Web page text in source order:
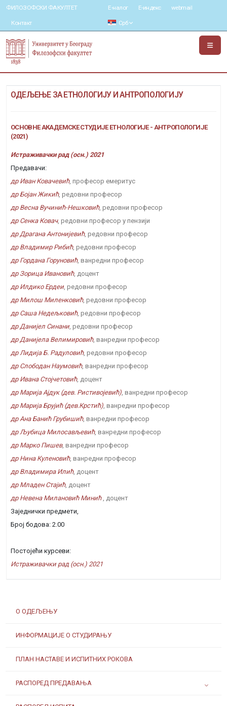
ФИЛОЗОФСКИ ФАКУЛТЕТ
Контакт
Е-налог Е-индекс webmail
Срб
О ОДЕЉЕЊУ
ИНФОРМАЦИЈЕ О СТУДИРАЊУ
ПЛАН НАСТАВЕ И ИСПИТНИХ РОКОВА
РАСПОРЕД ПРЕДАВАЊА
ОДЕЉЕЊЕ ЗА ЕТНОЛОГИЈУ И АНТРОПОЛОГИЈУ
ОСНОВНЕ АКАДЕМСКЕ СТУДИЈЕ ЕТНОЛОГИЈЕ - АНТРОПОЛОГИЈЕ
(2021)
Истраживачки рад (осн.) 2021
Предавачи:
др Иван Ковачевић, професор емеритус
др Бојан Жикић, редовни професор
др Весна Вучинић-Нешковић, редовни професор
др Сенка Ковач, редовни професор у пензији
др Драгана Антонијевић, редовни професор
др Владимир Рибић, редовни професор
др Гордана Горуновић, ванредни професор
др Зорица Ивановић, доцент
др Илдико Ердеи, редовни професор
др Милош Миленковић, редовни професор
др Саша Недељковић, редовни професор
др Данијел Синани, редовни професор
др Данијела Велимировић, ванредни професор
др Лидија Б. Радуловић, редовни професор
др Слободан Наумовић, ванредни професор
др Ивана Стојчетовић, доцент
др Марија Ајдук (дев. Ристивојевић), ванредни професор
др Марија Брујић (дев.Крстић), ванредни професор
др Ана Банић Грубишић, ванредни професор
др Љубица Милосављевић, ванредни професор
др Марко Пишев, ванредни професор
др Нина Куленовић, ванредни професор
др Владимира Илић, доцент
др Младен Стајић, доцент
др Невена Милановић Минић, доцент
Заједнички предмети,
Број бодова: 2.00
Постојећи курсеви:
Истраживачки рад (осн.) 2021